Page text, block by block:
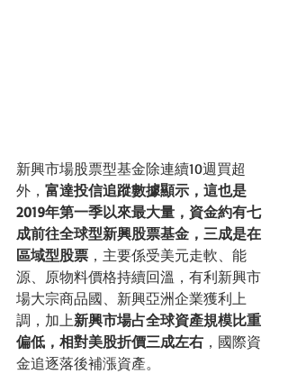
新興市場股票型基金除連續10週買超
外， 富達投信追蹤數據顯示，這也是
2019年第一季以來最大量，資金約有七
成前往全球型新興股票基金，三成是在
區域型股票 ，主要係受美元走軟、能
源、原物料價格持續回溫，有利新興市
場大宗商品國、新興亞洲企業獲利上
調，加上新興市場占全球資產規模比重
偏低，相對美股折價三成左右 ，國際資
金追逐落後補漲資產。